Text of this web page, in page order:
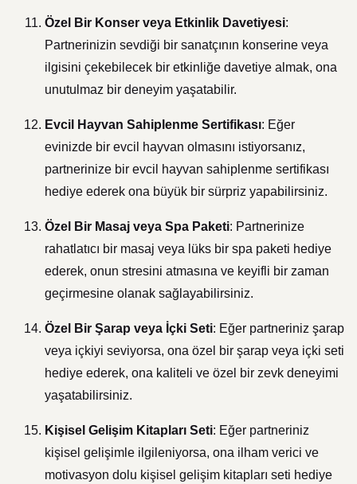
Özel Bir Konser veya Etkinlik Davetiyesi:
Partnerinizin sevdiği bir sanatçının konserine veya
ilgisini çekebilecek bir etkinliğe davetiye almak, ona
unutulmaz bir deneyim yaşatabilir.
Evcil Hayvan Sahiplenme Sertifikası: Eğer
evinizde bir evcil hayvan olmasını istiyorsanız,
partnerinize bir evcil hayvan sahiplenme sertifikası
hediye ederek ona büyük bir sürpriz yapabilirsiniz.
Özel Bir Masaj veya Spa Paketi: Partnerinize
rahatlatıcı bir masaj veya lüks bir spa paketi hediye
ederek, onun stresini atmasına ve keyifli bir zaman
geçirmesine olanak sağlayabilirsiniz.
Özel Bir Şarap veya İçki Seti: Eğer partneriniz şarap
veya içkiyi seviyorsa, ona özel bir şarap veya içki seti
hediye ederek, ona kaliteli ve özel bir zevk deneyimi
yaşatabilirsiniz.
Kişisel Gelişim Kitapları Seti: Eğer partneriniz
kişisel gelişimle ilgileniyorsa, ona ilham verici ve
motivasyon dolu kişisel gelişim kitapları seti hediye